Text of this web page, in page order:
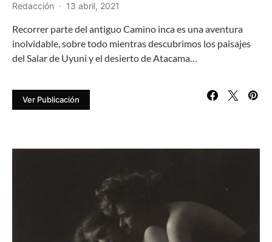
Redacción 13 abril, 2021
Recorrer parte del antiguo Camino inca es una aventura
inolvidable, sobre todo mientras descubrimos los paisajes
del Salar de Uyuni y el desierto de Atacama…
Ver Publicación